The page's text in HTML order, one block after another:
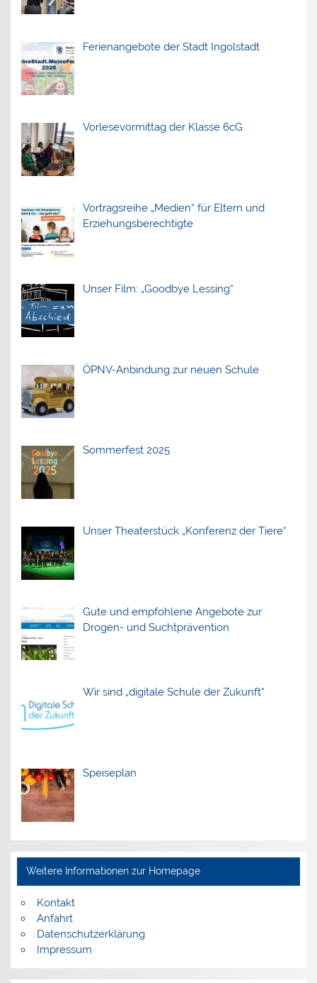
Ferienangebote der Stadt Ingolstadt
Vorlesevormittag der Klasse 6cG
Vortragsreihe „Medien“ für Eltern und
Erziehungsberechtigte
Unser Film: „Goodbye Lessing“
ÖPNV-Anbindung zur neuen Schule
Sommerfest 2025
Unser Theaterstück „Konferenz der Tiere“
Gute und empfohlene Angebote zur
Drogen- und Suchtprävention
Wir sind „digitale Schule der Zukunft“
Speiseplan
Weitere Informationen zur Homepage
Kontakt
Anfahrt
Datenschutzerklärung
Impressum